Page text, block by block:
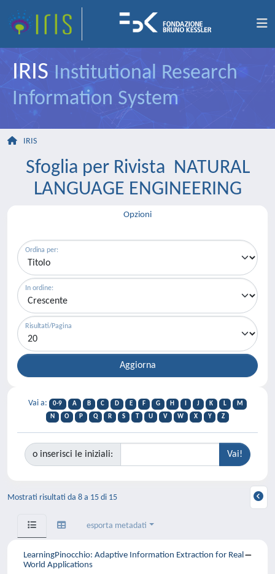
IRIS Institutional Research
Information System
IRIS
Sfoglia per Rivista NATURAL
LANGUAGE ENGINEERING
Opzioni
Ordina per:
In ordine:
Risultati/Pagina
Vai a: 0-9 A B C D E F G H J K L
M
N
O P Q R S T U V W X Y Z
o inserisci le iniziali:
Mostrati risultati da 8 a 15 di 15
esporta metadati
LearningPinocchio: Adaptive Information Extraction for Real
World Applications